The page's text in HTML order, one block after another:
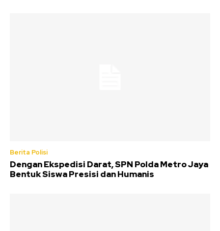
Berita Polisi
Dengan Ekspedisi Darat, SPN Polda Metro Jaya
Bentuk Siswa Presisi dan Humanis